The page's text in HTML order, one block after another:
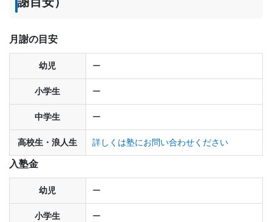
月謝の目安
幼児 ー
小学生 ー
中学生 ー
高校生・浪人生 詳しくは塾にお問い合わせください
入塾金
幼児 ー
小学生 ー